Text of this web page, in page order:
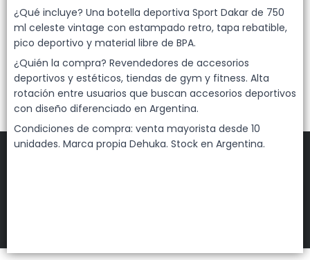
¿Qué incluye? Una botella deportiva Sport Dakar de 750
ml celeste vintage con estampado retro, tapa rebatible,
pico deportivo y material libre de BPA.
¿Quién la compra? Revendedores de accesorios
deportivos y estéticos, tiendas de gym y fitness. Alta
rotación entre usuarios que buscan accesorios deportivos
con diseño diferenciado en Argentina.
Condiciones de compra: venta mayorista desde 10
unidades. Marca propia Dehuka. Stock en Argentina.